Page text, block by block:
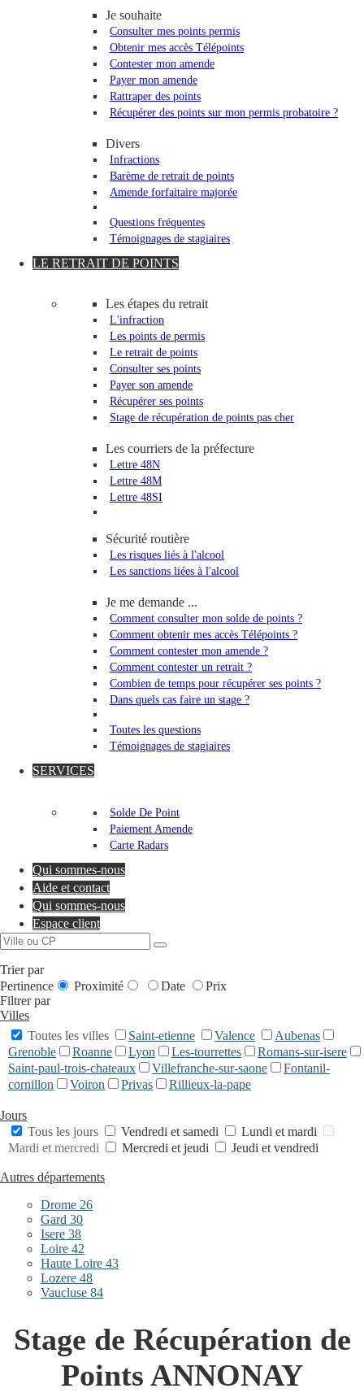
Je souhaite
Consulter mes points permis
Obtenir mes accès Télépoints
Contester mon amende
Payer mon amende
Rattraper des points
Récupérer des points sur mon permis probatoire ?
Divers
Infractions
Barème de retrait de points
Amende forfaitaire majorée
Questions fréquentes
Témoignages de stagiaires
LE RETRAIT DE POINTS
Les étapes du retrait
L'infraction
Les points de permis
Le retrait de points
Consulter ses points
Payer son amende
Récupérer ses points
Stage de récupération de points pas cher
Les courriers de la préfecture
Lettre 48N
Lettre 48M
Lettre 48SI
Sécurité routière
Les risques liés à l'alcool
Les sanctions liées à l'alcool
Je me demande ...
Comment consulter mon solde de points ?
Comment obtenir mes accès Télépoints ?
Comment contester mon amende ?
Comment contester un retrait ?
Combien de temps pour récupérer ses points ?
Dans quels cas faire un stage ?
Toutes les questions
Témoignages de stagiaires
SERVICES
Solde De Point
Paiement Amende
Carte Radars
Qui sommes-nous
Aide et contact
Qui sommes-nous
Espace client
Trier par
Pertinence
Proximité Date
Prix
Filtrer par
Villes
Toutes les villes
Saint-etienne Valence
Aubenas
Grenoble
Roanne Lyon Les-tourrettes
Romans-sur-isere
Saint-paul-trois-chateaux
Villefranche-sur-saone
Fontanil-
cornillon
Voiron Privas Rillieux-la-pape
Jours
Tous les jours
Vendredi et samedi
Lundi et mardi
Mardi et mercredi
Mercredi et jeudi Jeudi et vendredi
Autres départements
Drome 26
Gard 30
Isere 38
Loire 42
Haute Loire 43
Lozere 48
Vaucluse 84
Stage de Récupération de
Points ANNONAY